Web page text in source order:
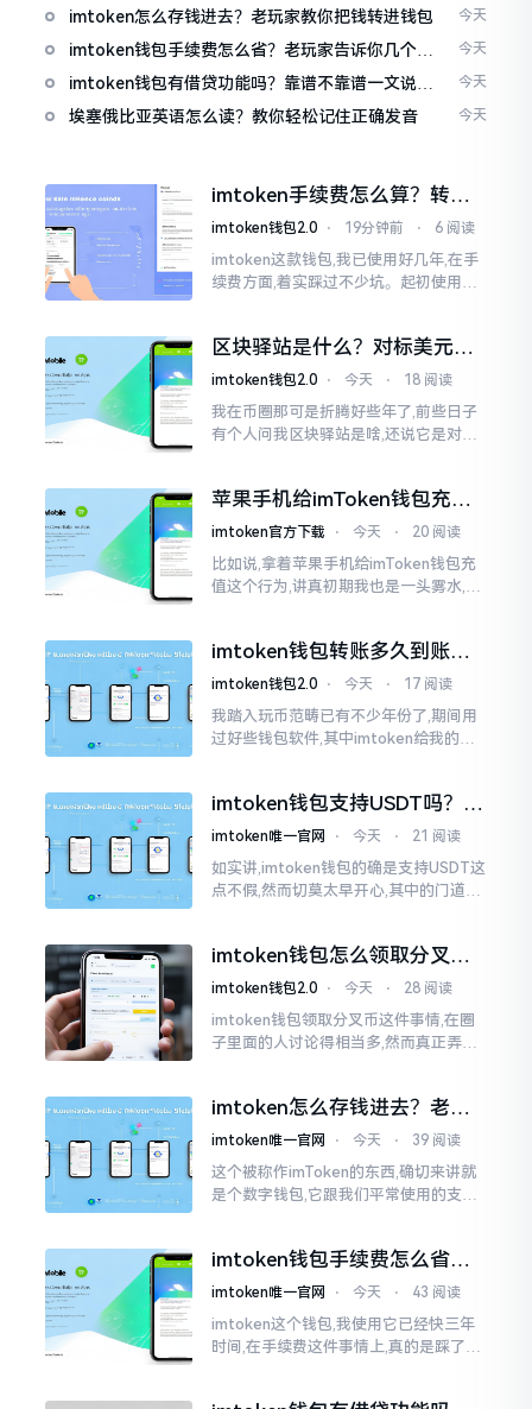
imtoken怎么存钱进去？老玩家教你把钱转进钱包 今天
imtoken钱包手续费怎么省？老玩家告诉你几个实
在招
今天
imtoken钱包有借贷功能吗？靠谱不靠谱一文说清
楚
今天
埃塞俄比亚英语怎么读？教你轻松记住正确发音 今天
imtoken手续费怎么算？转账
和交易所差别大了
imtoken钱包2.0 ⋅ 19分钟前 ⋅ 6 阅读
imtoken这款钱包,我已使用好几年,在手
续费方面,着实踩过不少坑。起初使用时,
明白
区块驿站是什么？对标美元的
ETH到底咋回事
imtoken钱包2.0 ⋅ 今天 ⋅ 18 阅读
我在币圈那可是折腾好些年了,前些日子
有个人问我区块驿站是啥,还说它是对标
找了些资料
苹果手机给imToken钱包充
值，这几步别搞错
imtoken官方下载 ⋅ 今天 ⋅ 20 阅读
比如说,拿着苹果手机给imToken钱包充
值这个行为,讲真初期我也是一头雾水,搞
imtoken钱包转账多久到账？
一文说清楚
imtoken钱包2.0 ⋅ 今天 ⋅ 17 阅读
我踏入玩币范畴已有不少年份了,期间用
过好些钱包软件,其中imtoken给我的整
imtoken钱包支持USDT吗？转
账提现全攻略
imtoken唯一官网 ⋅ 今天 ⋅ 21 阅读
如实讲,imtoken钱包的确是支持USDT这
点不假,然而切莫太早开心,其中的门道是
费高得主子心疼
imtoken钱包怎么领取分叉
币？老手教你避坑
imtoken钱包2.0 ⋅ 今天 ⋅ 28 阅读
imtoken钱包领取分叉币这件事情,在圈
子里面的人讨论得相当多,然而真正弄明
imtoken怎么存钱进去？老玩
家教你把钱转进钱包
imtoken唯一官网 ⋅ 今天 ⋅ 39 阅读
这个被称作imToken的东西,确切来讲就
是个数字钱包,它跟我们平常使用的支付
时候都会陷入困惑
imtoken钱包手续费怎么省？
老玩家告诉你几个实在招
imtoken唯一官网 ⋅ 今天 ⋅ 43 阅读
imtoken这个钱包,我使用它已经快三年
时间,在手续费这件事情上,真的是踩了好